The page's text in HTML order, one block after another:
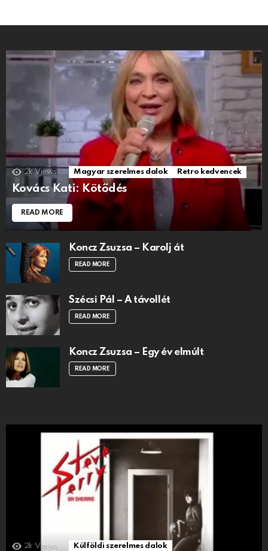
2k Views Magyar szerelmes dalok Retro kedvencek
Kovács Kati: Kötődés
READ MORE
Koncz Zsuzsa – Karolj át
READ MORE
Szécsi Pál – A távollét
READ MORE
Koncz Zsuzsa – Egy év elmúlt
READ MORE
2k Views Külföldi szerelmes dalok